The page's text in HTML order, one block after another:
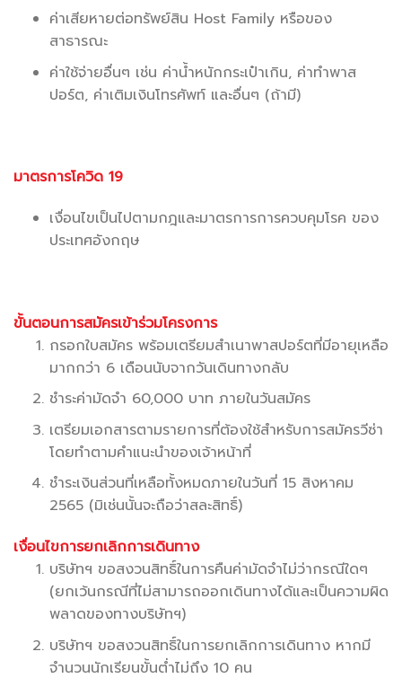
ค่าเสียหายต่อทรัพย์สิน Host Family หรือของ
สาธารณะ
ค่าใช้จ่ายอื่นๆ เช่น ค่าน้ำหนักกระเป๋าเกิน, ค่าทำพาส
ปอร์ต, ค่าเติมเงินโทรศัพท์ และอื่นๆ (ถ้ามี)
มาตรการโควิด 19
เงื่อนไขเป็นไปตามกฎและมาตรการการควบคุมโรค ของ
ประเทศอังกฤษ
ขั้นตอนการสมัครเข้าร่วมโครงการ
กรอกใบสมัคร พร้อมเตรียมสำเนาพาสปอร์ตที่มีอายุเหลือ
มากกว่า 6 เดือนนับจากวันเดินทางกลับ
ชำระค่ามัดจำ 60,000 บาท ภายในวันสมัคร
เตรียมเอกสารตามรายการที่ต้องใช้สำหรับการสมัครวีซ่า
โดยทำตามคำแนะนำของเจ้าหน้าที่
ชำระเงินส่วนที่เหลือทั้งหมดภายในวันที่ 15 สิงหาคม
2565 (มิเช่นนั้นจะถือว่าสละสิทธิ์)
เงื่อนไขการยกเลิกการเดินทาง
บริษัทฯ ขอสงวนสิทธิ์ในการคืนค่ามัดจำไม่ว่ากรณีใดๆ
(ยกเว้นกรณีที่ไม่สามารถออกเดินทางได้และเป็นความผิด
พลาดของทางบริษัทฯ)
บริษัทฯ ขอสงวนสิทธิ์ในการยกเลิกการเดินทาง หากมี
จำนวนนักเรียนขั้นต่ำไม่ถึง 10 คน